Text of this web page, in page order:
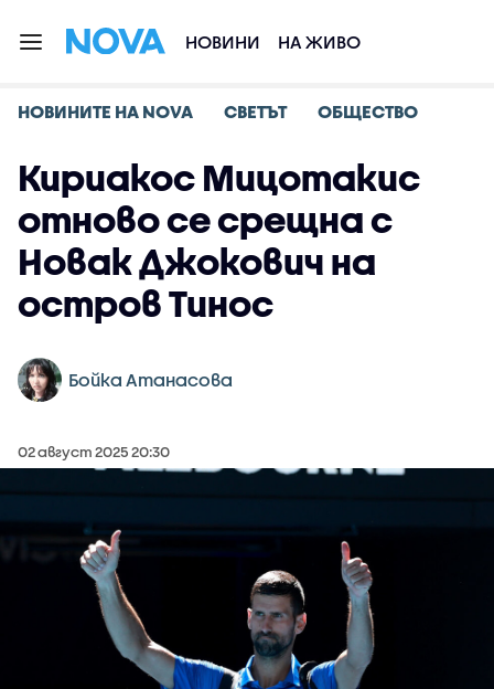
НОВИНИ НА ЖИВО
НОВИНИТЕ НА NOVA СВЕТЪТ ОБЩЕСТВО
Кириакос Мицотакис
отново се срещна с
Новак Джокович на
остров Тинос
Бойка Атанасова
02 август 2025 20:30